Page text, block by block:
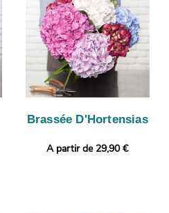
Brassée D'Hortensias
A partir de 29,90 €